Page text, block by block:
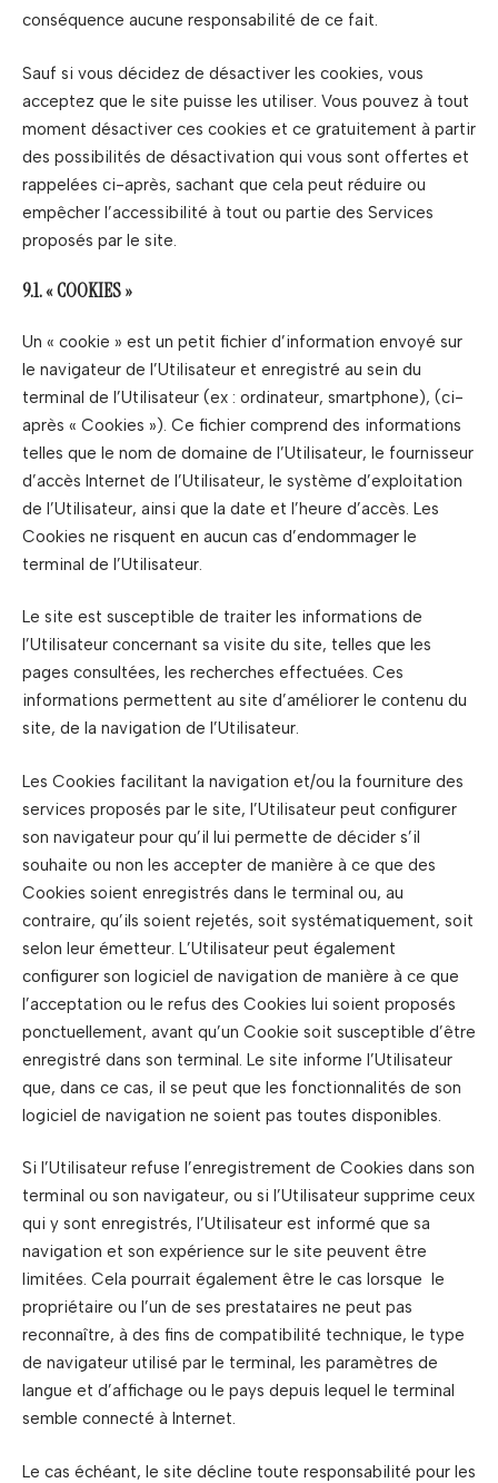
conséquence aucune responsabilité de ce fait.
Sauf si vous décidez de désactiver les cookies, vous
acceptez que le site puisse les utiliser. Vous pouvez à tout
moment désactiver ces cookies et ce gratuitement à partir
des possibilités de désactivation qui vous sont offertes et
rappelées ci-après, sachant que cela peut réduire ou
empêcher l’accessibilité à tout ou partie des Services
proposés par le site.
9.1. « COOKIES »
Un « cookie » est un petit fichier d’information envoyé sur
le navigateur de l’Utilisateur et enregistré au sein du
terminal de l’Utilisateur (ex : ordinateur, smartphone), (ci-
après « Cookies »). Ce fichier comprend des informations
telles que le nom de domaine de l’Utilisateur, le fournisseur
d’accès Internet de l’Utilisateur, le système d’exploitation
de l’Utilisateur, ainsi que la date et l’heure d’accès. Les
Cookies ne risquent en aucun cas d’endommager le
terminal de l’Utilisateur.
Le site est susceptible de traiter les informations de
l’Utilisateur concernant sa visite du site, telles que les
pages consultées, les recherches effectuées. Ces
informations permettent au site d’améliorer le contenu du
site, de la navigation de l’Utilisateur.
Les Cookies facilitant la navigation et/ou la fourniture des
services proposés par le site, l’Utilisateur peut configurer
son navigateur pour qu’il lui permette de décider s’il
souhaite ou non les accepter de manière à ce que des
Cookies soient enregistrés dans le terminal ou, au
contraire, qu’ils soient rejetés, soit systématiquement, soit
selon leur émetteur. L’Utilisateur peut également
configurer son logiciel de navigation de manière à ce que
l’acceptation ou le refus des Cookies lui soient proposés
ponctuellement, avant qu’un Cookie soit susceptible d’être
enregistré dans son terminal. Le site informe l’Utilisateur
que, dans ce cas, il se peut que les fonctionnalités de son
logiciel de navigation ne soient pas toutes disponibles.
Si l’Utilisateur refuse l’enregistrement de Cookies dans son
terminal ou son navigateur, ou si l’Utilisateur supprime ceux
qui y sont enregistrés, l’Utilisateur est informé que sa
navigation et son expérience sur le site peuvent être
limitées. Cela pourrait également être le cas lorsque le
propriétaire ou l’un de ses prestataires ne peut pas
reconnaître, à des fins de compatibilité technique, le type
de navigateur utilisé par le terminal, les paramètres de
langue et d’affichage ou le pays depuis lequel le terminal
semble connecté à Internet.
Le cas échéant, le site décline toute responsabilité pour les